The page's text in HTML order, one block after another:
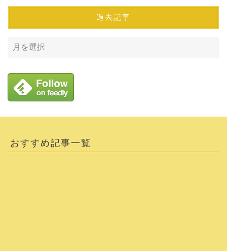
過去記事
おすすめ記事一覧